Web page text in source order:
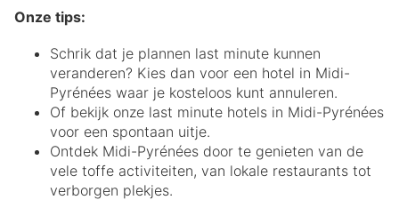
Onze tips:
Schrik dat je plannen last minute kunnen
veranderen? Kies dan voor een hotel in Midi-
Pyrénées waar je kosteloos kunt annuleren.
Of bekijk onze last minute hotels in Midi-Pyrénées
voor een spontaan uitje.
Ontdek Midi-Pyrénées door te genieten van de
vele toffe activiteiten, van lokale restaurants tot
verborgen plekjes.